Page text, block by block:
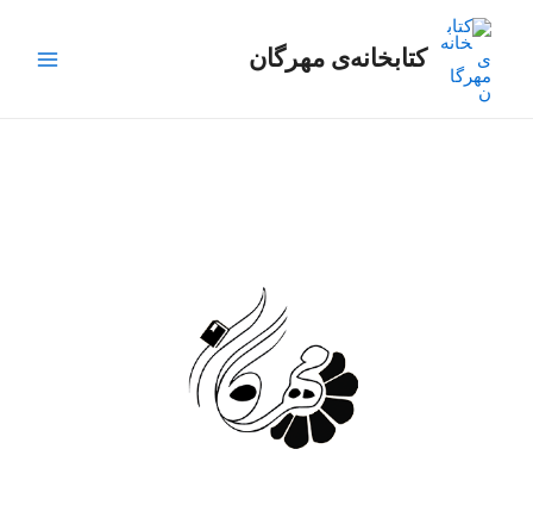
کتابخانه‌ی مهرگان
Menu